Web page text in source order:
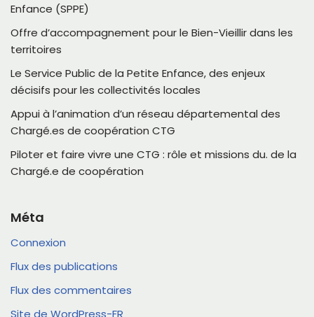
Enfance (SPPE)
Offre d’accompagnement pour le Bien-Vieillir dans les
territoires
Le Service Public de la Petite Enfance, des enjeux
décisifs pour les collectivités locales
Appui à l’animation d’un réseau départemental des
Chargé.es de coopération CTG
Piloter et faire vivre une CTG : rôle et missions du. de la
Chargé.e de coopération
Méta
Connexion
Flux des publications
Flux des commentaires
Site de WordPress-FR